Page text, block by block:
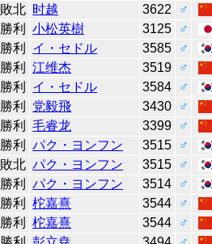
敗北 时越 3622
♂
勝利 小松英樹 3125
♂
勝利 イ・セドル 3585
♂
勝利 江维杰 3519
♂
勝利 イ・セドル 3584
♂
勝利 党毅飛 3430
♂
勝利 毛睿龙 3399
♂
勝利 パク・ヨンフン 3515
♂
敗北 パク・ヨンフン 3515
♂
勝利 パク・ヨンフン 3514
♂
勝利 柁嘉熹 3544
♂
勝利 柁嘉熹 3544
♂